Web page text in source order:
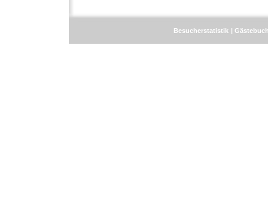
Besucherstatistik